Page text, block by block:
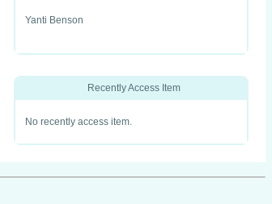
Yanti Benson
Recently Access Item
No recently access item.